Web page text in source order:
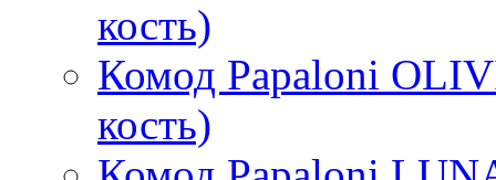
кость)
Комод Papaloni
кость)